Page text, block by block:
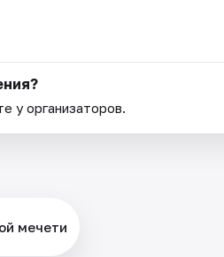
у организаторов.
мечети